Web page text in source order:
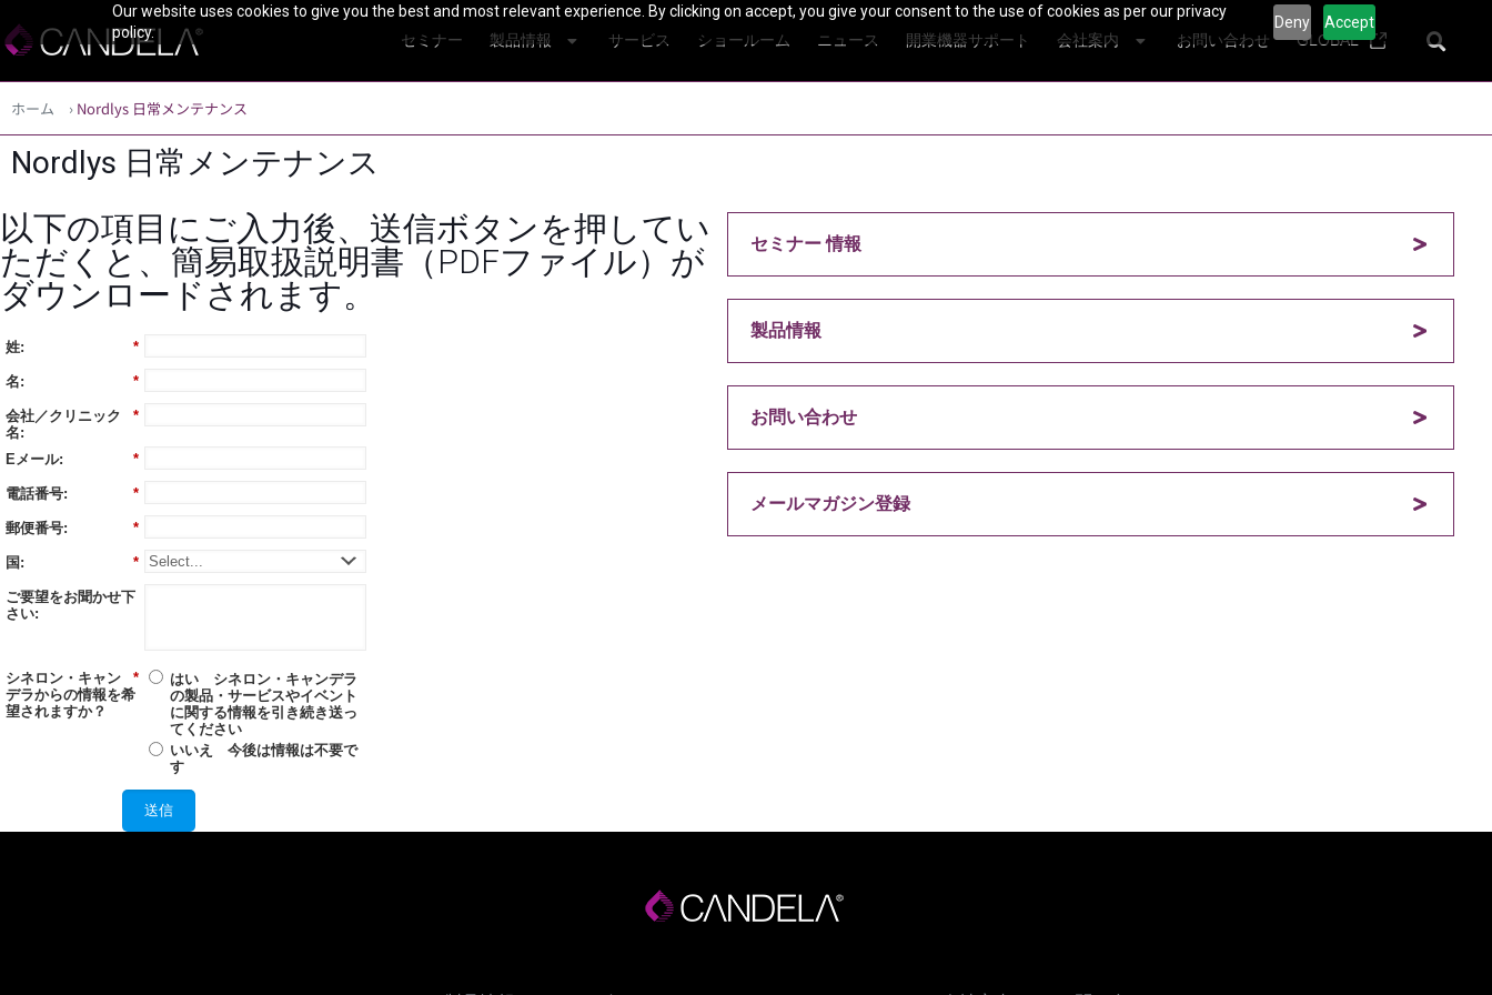
Our website uses cookies to give you the best and most relevant experience. By clicking on accept, you give your consent to the use of cookies as per our privacy
policy.
Deny
Accept
セミナー
製品情報 サービス ショールーム ニュース 開業機器サポート 会社案内 お問い合わせ GLOBAL
ホーム › Nordlys 日常メンテナンス
Nordlys 日常メンテナンス
以下の項目にご入力後、送信ボタンを押してい
ただくと、簡易取扱説明書（PDFファイル）が
ダウンロードされます。​
*
姓:
*
名:
*
会社／クリニック
名:
*
Eメール:
*
電話番号:
*
郵便番号:
*
国:
ご要望をお聞かせ下
さい:
*
シネロン・キャン
デラからの情報を希
望されますか？
はい シネロン・キャンデラ
の製品・サービスやイベント
に関する情報を引き続き送っ
てください
いいえ 今後は情報は不要で
す
送信
セミナー 情報
製品情報
お問い合わせ
メールマガジン登録